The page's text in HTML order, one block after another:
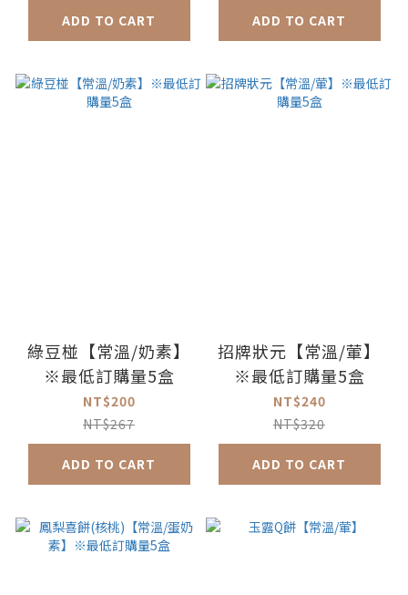
ADD TO CART ADD TO CART
綠豆椪【常溫/奶素】
※最低訂購量5盒
NT$200
NT$267
ADD TO CART
招牌狀元【常溫/葷】
※最低訂購量5盒
NT$240
NT$320
ADD TO CART